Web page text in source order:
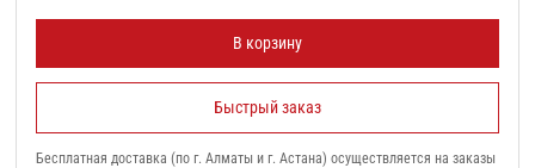
В корзину
Быстрый заказ
Бесплатная доставка (по г. Алматы и г. Астана) осуществляется на заказы